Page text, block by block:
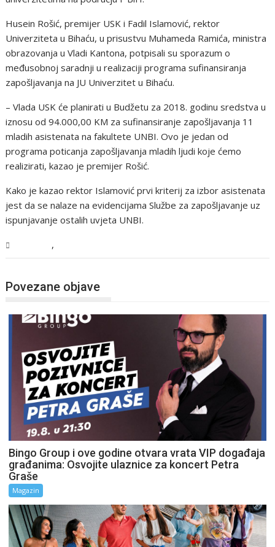
Husein Rošić, premijer USK i Fadil Islamović, rektor
Univerziteta u Bihaću, u prisustvu Muhameda Ramića, ministra
obrazovanja u Vladi Kantona, potpisali su sporazum o
međusobnoj saradnji u realizaciji programa sufinansiranja
zapošljavanja na JU Univerzitet u Bihaću.
– Vlada USK će planirati u Budžetu za 2018. godinu sredstva u
iznosu od 94.000,00 KM za sufinansiranje zapošljavanja 11
mladih asistenata na fakultete UNBI. Ovo je jedan od
programa poticanja zapošljavanja mladih ljudi koje ćemo
realizirati, kazao je premijer Rošić.
Kako je kazao rektor Islamović prvi kriterij za izbor asistenata
jest da se nalaze na evidencijama Službe za zapošljavanje uz
ispunjavanje ostalih uvjeta UNBI.
,
Povezane objave
Bingo Group i ove godine otvara vrata VIP događaja
građanima: Osvojite ulaznice za koncert Petra
Graše
Magazin